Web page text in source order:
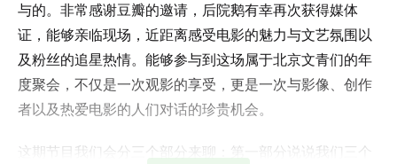
与的。非常感谢豆瓣的邀请，后院鹅有幸再次获得媒体
证，能够亲临现场，近距离感受电影的魅力与文艺氛围以
及粉丝的追星热情。能够参与到这场属于北京文青们的年
度聚会，不仅是一次观影的享受，更是一次与影像、创作
者以及热爱电影的人们对话的珍贵机会。
这期节目我们会分三个部分来聊：第一部分说说我们三个